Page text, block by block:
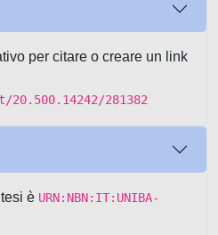
per citare o creare un link
281382
è URN:NBN:IT:UNIBA-